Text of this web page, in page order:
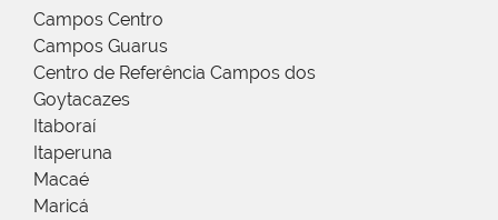
Campos Centro
Campos Guarus
Centro de Referência Campos dos
Goytacazes
Itaboraí
Itaperuna
Macaé
Maricá